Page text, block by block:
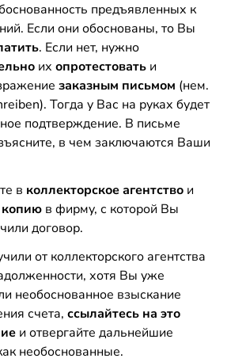
предъявленных к
Если они обоснованы, то Вы
. Если нет, нужно
их опротестовать и
заказным письмом (нем.
Тогда у Вас на руках будет
подтверждение. В письме
в чем заключаются Ваши
в коллекторское агентство и
копию в фирму, с которой Вы
договор.
от коллекторского агентства
хотя Вы уже
необоснованное взыскание
счета, ссылайтесь на это
и отвергайте дальнейшие
необоснованные.